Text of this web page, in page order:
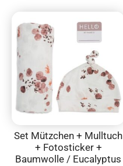
Set Mützchen + Mulltuch
+ Fotosticker +
Baumwolle / Eucalyptus